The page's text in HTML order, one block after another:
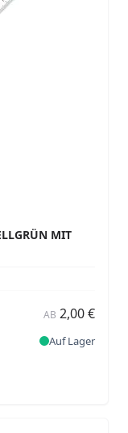
MIT
AB 2,00 €
Auf Lager